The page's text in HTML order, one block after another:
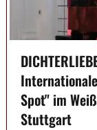
Spot" im
Stuttgart